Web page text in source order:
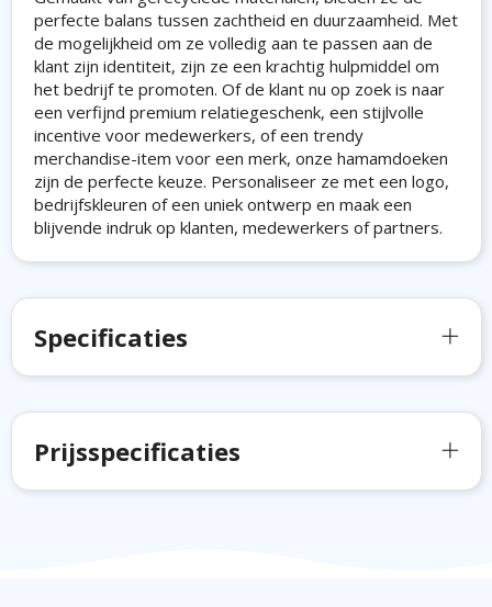
perfecte balans tussen zachtheid en duurzaamheid. Met
de mogelijkheid om ze volledig aan te passen aan de
klant zijn identiteit, zijn ze een krachtig hulpmiddel om
het bedrijf te promoten. Of de klant nu op zoek is naar
een verfijnd premium relatiegeschenk, een stijlvolle
incentive voor medewerkers, of een trendy
merchandise-item voor een merk, onze hamamdoeken
zijn de perfecte keuze. Personaliseer ze met een logo,
bedrijfskleuren of een uniek ontwerp en maak een
blijvende indruk op klanten, medewerkers of partners.
Specificaties
Prijsspecificaties